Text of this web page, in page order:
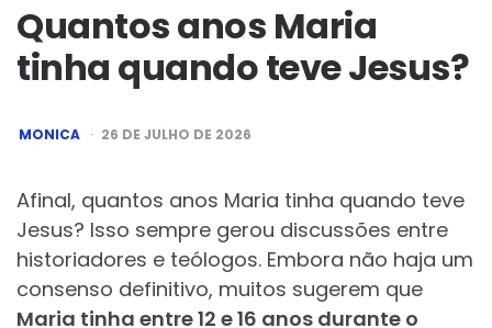
Quantos anos Maria
tinha quando teve Jesus?
POSTED
BY
MONICA 26 DE JULHO DE 2026
Afinal, quantos anos Maria tinha quando teve
Jesus? Isso sempre gerou discussões entre
historiadores e teólogos. Embora não haja um
consenso definitivo, muitos sugerem que
Maria tinha entre 12 e 16 anos durante o